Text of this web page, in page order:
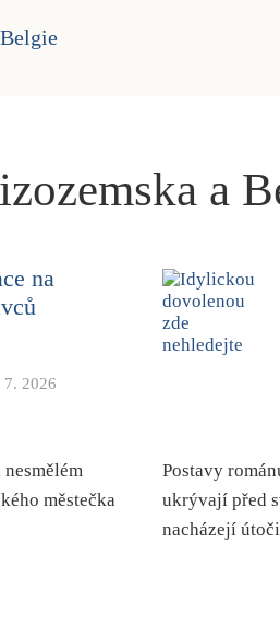
a
na
7. 2026
městečka
Postavy
ukrývají před
nacházejí